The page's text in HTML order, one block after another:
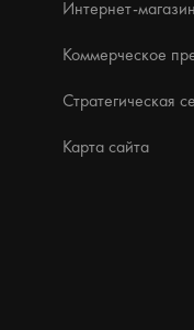
Интернет-магазин
Коммерческое
Стратегическая
Карта сайта